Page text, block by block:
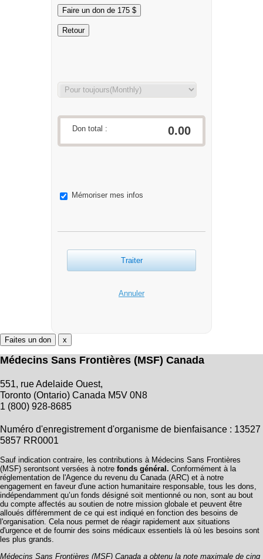
Faire un don de 175 $
Retour
Don total : 0.00
Mémoriser mes infos
Traiter
Annuler
Faites un don x
Médecins Sans Frontières (MSF) Canada
551, rue Adelaide Ouest,
Toronto (Ontario) Canada M5V 0N8
1 (800) 928-8685
Numéro d'enregistrement d'organisme de bienfaisance : 13527
5857 RR0001
Sauf indication contraire, les contributions à Médecins Sans Frontières
(MSF) serontsont versées à notre fonds général. Conformément à la
réglementation de l'Agence du revenu du Canada (ARC) et à notre
engagement en faveur d'une action humanitaire responsable, tous les dons,
indépendamment qu’un fonds désigné soit mentionné ou non, sont au bout
du compte affectés au soutien de notre mission globale et peuvent être
alloués différemment de ce qui est indiqué en fonction des besoins de
l'organisation. Cela nous permet de réagir rapidement aux situations
d'urgence et de fournir des soins médicaux essentiels là où les besoins sont
les plus grands.
Médecins Sans Frontières (MSF) Canada a obtenu la note maximale de cinq